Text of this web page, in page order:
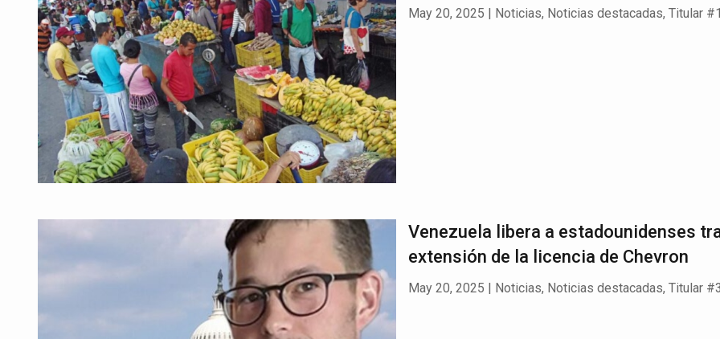
May 20, 2025 Noticias, Noticias destacadas, Titular #1
Venezuela libera a estadounidenses
extensión de la licencia de Chevron
May 20, 2025 Noticias, Noticias destacadas, Titular #3